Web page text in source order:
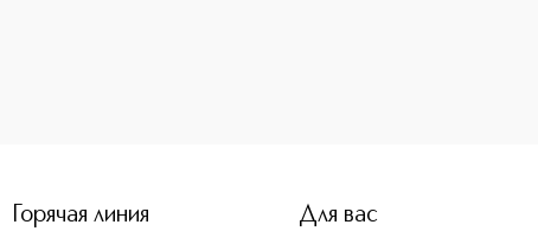
Горячая линия
Для вас